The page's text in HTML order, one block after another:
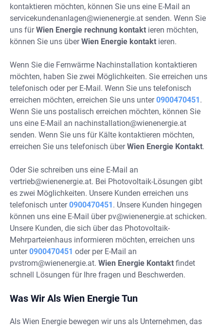
kontaktieren möchten, können Sie uns eine E-Mail an
servicekundenanlagen@wienenergie.at senden. Wenn Sie
uns fürWien Energie rechnung kontakt ieren möchten,
können Sie uns überWien Energie kontakt ieren.
Wenn Sie die Fernwärme Nachinstallation kontaktieren
möchten, haben Sie zwei Möglichkeiten. Sie erreichen uns
telefonisch oder per E-Mail. Wenn Sie uns telefonisch
erreichen möchten, erreichen Sie uns unter0900470451.
Wenn Sie uns postalisch erreichen möchten, können Sie
uns eine E-Mail an nachinstallation@wienenergie.at
senden. Wenn Sie uns für Kälte kontaktieren möchten,
erreichen Sie uns telefonisch überWien Energie Kontakt.
Oder Sie schreiben uns eine E-Mail an
vertrieb@wienenergie.at. Bei Photovoltaik-Lösungen gibt
es zwei Möglichkeiten. Unsere Kunden erreichen uns
telefonisch unter0900470451. Unsere Kunden hingegen
können uns eine E-Mail über pv@wienenergie.at schicken.
Unsere Kunden, die sich über das Photovoltaik-
Mehrparteienhaus informieren möchten, erreichen uns
unter0900470451 oder per E-Mail an
pvstrom@wienenergie.at. Wien Energie Kontakt findet
schnell Lösungen für Ihre fragen und Beschwerden.
Was Wir Als Wien Energie Tun
Als Wien Energie bewegen wir uns als Unternehmen, das